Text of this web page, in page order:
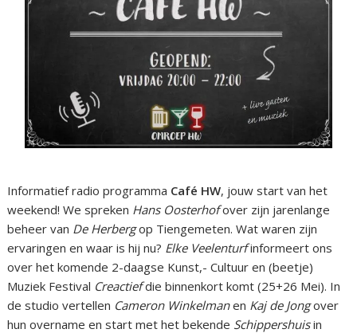
Informatief radio programma Café HW, jouw start van het
weekend! We spreken Hans Oosterhofover zijn jarenlange
beheer van De Herbergop Tiengemeten. Wat waren zijn
ervaringen en waar is hij nu? Elke Veelenturfinformeert ons
over het komende 2-daagse Kunst,- Cultuur en (beetje)
Muziek Festival Creactiefdie binnenkort komt (25+26 Mei). In
de studio vertellen Cameron Winkelmanen Kaj de Jongover
hun overname en start met het bekende Schippershuisin